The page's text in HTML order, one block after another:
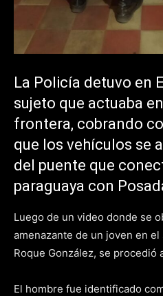
La Policía detuvo en
sujeto que actuaba
frontera, cobrando
que los vehículos se
del puente que
paraguaya con
Luego de un video donde se
amenazante de un joven en
Roque González, se procedió
El hombre fue identificado